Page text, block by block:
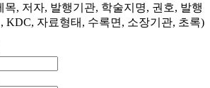
목, 저자, 발행기관, 학술지명, 권호, 발행
KDC, 자료형태, 수록면, 소장기관, 초록)